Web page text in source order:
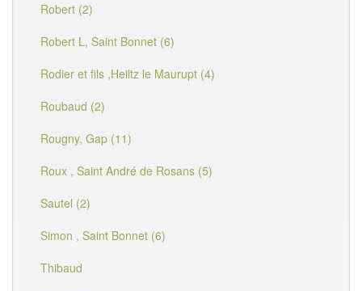
Robert (2)
Robert L, Saint Bonnet (6)
Rodier et fils ,Heiltz le Maurupt (4)
Roubaud (2)
Rougny, Gap (11)
Roux , Saint André de Rosans (5)
Sautel (2)
Simon , Saint Bonnet (6)
Thibaud